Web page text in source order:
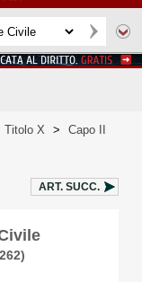
Titolo X >
Capo II
ART. SUCC.